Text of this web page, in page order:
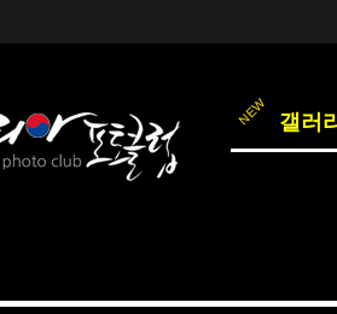
갤러